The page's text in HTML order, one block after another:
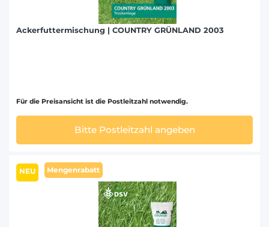
Ackerfuttermischung | COUNTRY GRÜNLAND 2003
Für die Preisansicht ist die Postleitzahl notwendig.
Bitte Postleitzahl angeben
NEU Mengenrabatt